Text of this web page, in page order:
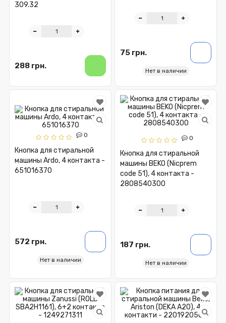
309.32
288 грн.
75 грн.
Нет в наличии
0
Кнопка для стиральной
машины Ardo, 4 контакта -
651016370
572 грн.
Нет в наличии
0
Кнопка для стиральной
машины BEKO (Nicprem
code 51), 4 контакта -
2808540300
187 грн.
Нет в наличии